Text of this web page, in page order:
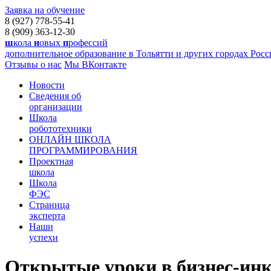
Заявка на обучение
8 (927) 778-55-41
8 (909) 363-12-30
школа новых профессий
дополнительное образование в Тольятти и других городах
Отзывы о нас Мы ВКонтакте
Новости
Сведения об
организации
Школа
робототехники
ОНЛАЙН ШКОЛА
ПРОГРАММИРОВАНИЯ
Проектная
школа
Школа
ФЭС
Страница
эксперта
Наши
успехи